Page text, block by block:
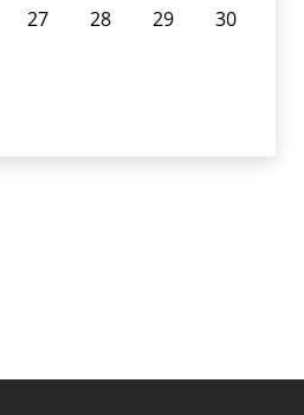
27 28 29
30